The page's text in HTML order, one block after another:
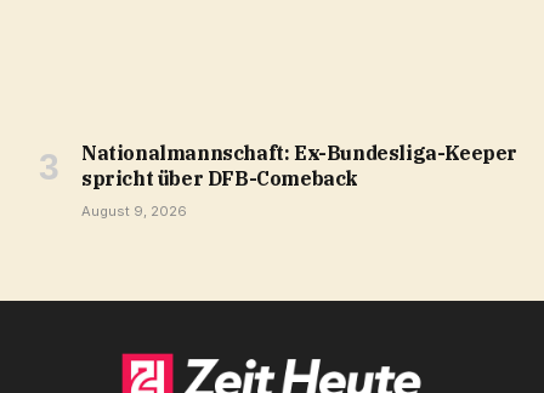
Nationalmannschaft: Ex-Bundesliga-Keeper
spricht über DFB-Comeback
August 9, 2026